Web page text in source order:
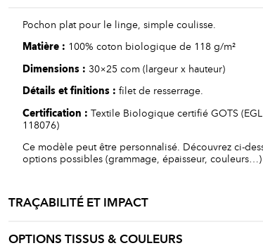
Pochon plat pour le linge, simple coulisse.
Matière : 100% coton biologique de 118 g/m²
Dimensions : 30×25 com (largeur x hauteur)
Détails et finitions : filet de resserrage.
Certification : Textile Biologique certifié GOTS (EGL
118076)
Ce modèle peut être personnalisé. Découvrez ci-
options possibles (grammage, épaisseur, couleurs…)
TRAÇABILITÉ ET IMPACT
OPTIONS TISSUS & COULEURS